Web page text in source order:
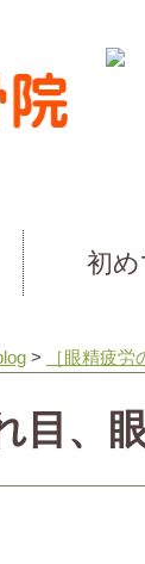
初
> ［眼精疲労
目、